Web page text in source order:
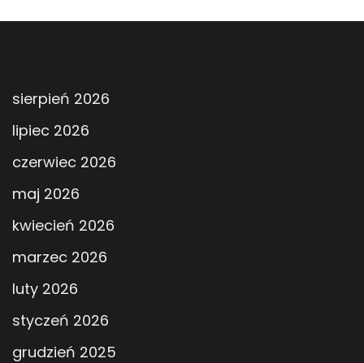
sierpień 2026
lipiec 2026
czerwiec 2026
maj 2026
kwiecień 2026
marzec 2026
luty 2026
styczeń 2026
grudzień 2025